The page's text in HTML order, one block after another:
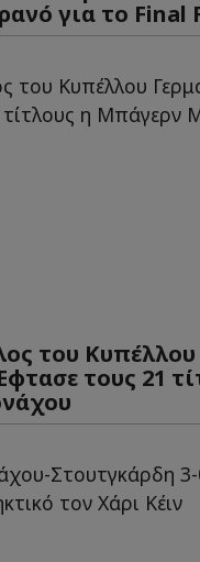
για το Final
του Κυπέλλου
τους 21